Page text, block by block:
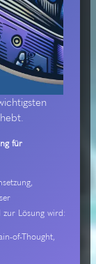
für
Lösung wird:
of-Thought,